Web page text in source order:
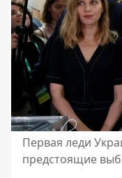
Первая леди
предстоящие